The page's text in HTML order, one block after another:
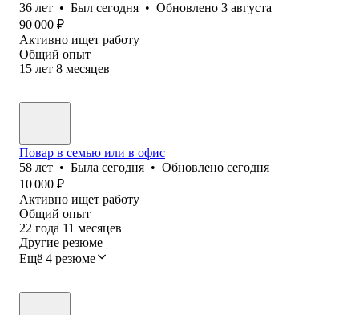
36 лет • Был сегодня • Обновлено 3 августа
90 000 ₽
Активно ищет работу
Общий опыт
15 лет 8 месяцев
Повар в семью или в офис
58 лет • Была сегодня • Обновлено сегодня
10 000 ₽
Активно ищет работу
Общий опыт
22 года 11 месяцев
Другие резюме
Ещё 4 резюме